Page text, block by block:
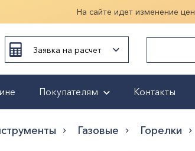
На сайте идет изменение
Заявка на расчет
Покупателям
Возврат и
обмен
Контакты
Газовые Горелки